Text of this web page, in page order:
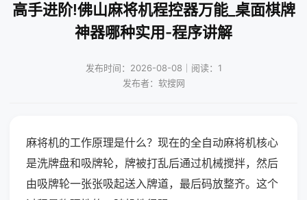
高手进阶!佛山麻将机程控器万能_桌面棋牌
神器哪种实用-程序讲解
发布时间：2026-08-08｜阅读：1
发布者：软搜网
麻将机的工作原理是什么？现在的全自动麻将机核心
是洗牌盘和吸牌轮，牌被打乱后通过机械搅拌，然后
由吸牌轮一张张吸起送入牌道，最后码放整齐。这个